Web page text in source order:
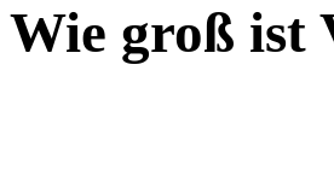
Wie groß ist